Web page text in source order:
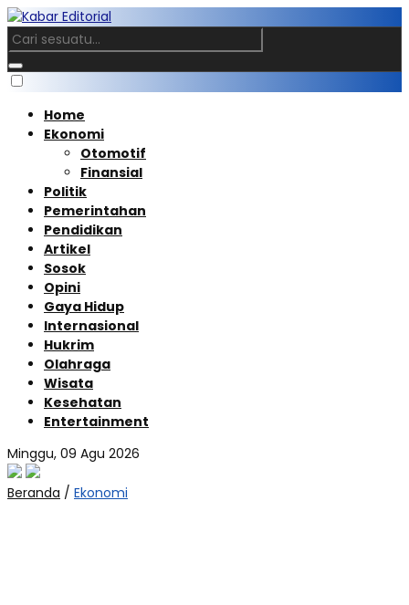
Home
Ekonomi
Otomotif
Finansial
Politik
Pemerintahan
Pendidikan
Artikel
Sosok
Opini
Gaya Hidup
Internasional
Hukrim
Olahraga
Wisata
Kesehatan
Entertainment
Minggu, 09 Agu 2026
Beranda / Ekonomi